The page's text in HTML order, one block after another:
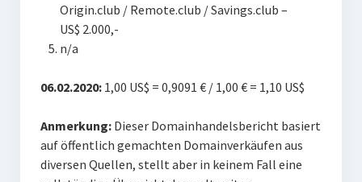
Origin.club / Remote.club / Savings.club –
US$ 2.000,-
n/a
06.02.2020:1,00 US$ = 0,9091 € / 1,00 € = 1,10 US$
Anmerkung:Dieser Domainhandelsbericht basiert
auf öffentlich gemachten Domainverkäufen aus
diversen Quellen, stellt aber in keinem Fall eine